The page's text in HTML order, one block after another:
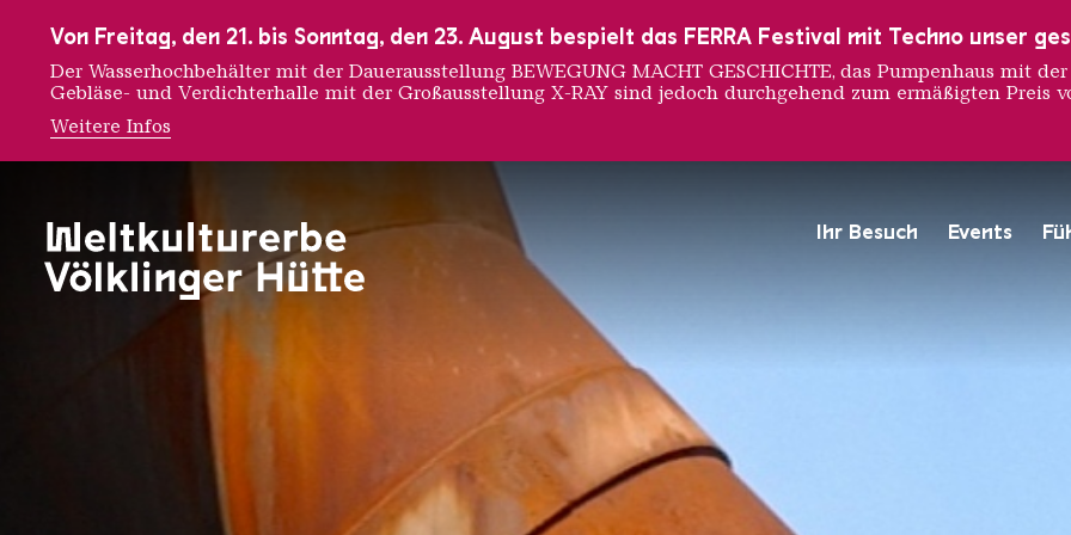
Ihr Besuch Events
Ihr Besuch
Von Freitag, den 21. bis Sonntag, den 23. August bespielt das FERRA Festival mit Techno unser
Der Wasserhochbehälter mit der Dauerausstellung BEWEGUNG MACHT GESCHICHTE, das Pumpenhaus mit
Gebläse- und Verdichterhalle mit der Großausstellung X-RAY sind jedoch durchgehend zum ermäßigten Preis
Weitere Infos